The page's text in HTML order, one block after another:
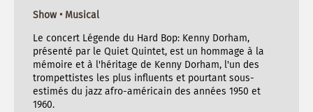
Show • Musical
Le concert Légende du Hard Bop: Kenny Dorham,
présenté par le Quiet Quintet, est un hommage à la
mémoire et à l'héritage de Kenny Dorham, l'un des
trompettistes les plus influents et pourtant sous-
estimés du jazz afro-américain des années 1950 et
1960.